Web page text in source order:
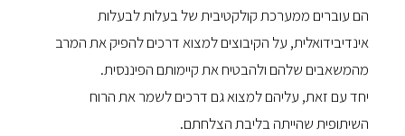
הם עוברים ממערכת קולקטיבית של בעלות לבעלות
אינדיבידואלית, על הקיבוצים למצוא דרכים להפיק את המרב
מהמשאבים שלהם ולהבטיח את קיימותם הפיננסית.
יחד עם זאת, עליהם למצוא גם דרכים לשמר את הרוח
השיתופית שהייתה בליבת הצלחתם.